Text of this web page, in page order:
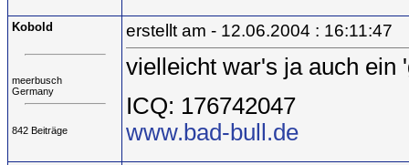
Kobold
meerbusch
Germany
842 Beiträge
erstellt am - 12.06.2004 : 16:11:47
vielleicht war's ja auch ein
ICQ: 176742047
www.bad-bull.de